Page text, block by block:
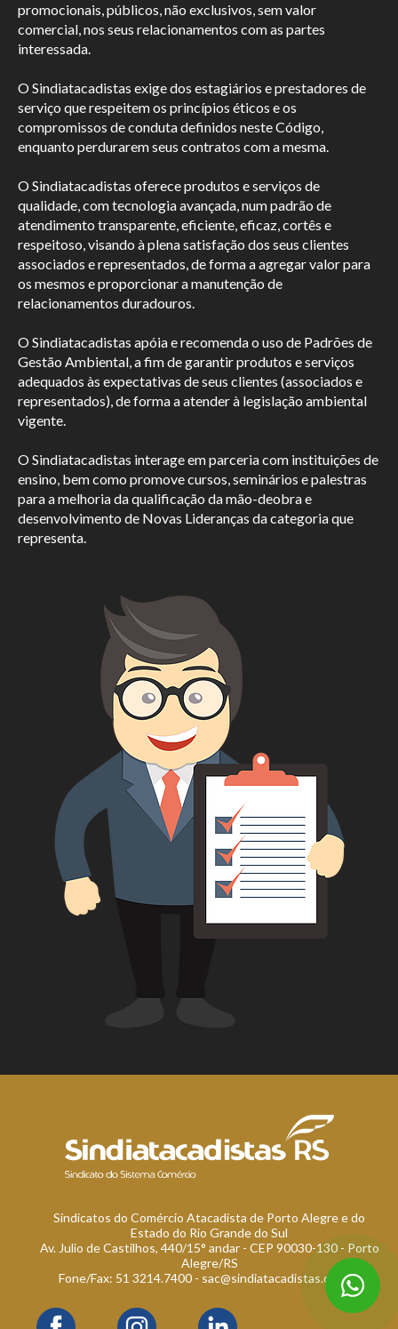
promocionais, públicos, não exclusivos, sem valor
comercial, nos seus relacionamentos com as partes
interessada.
O Sindiatacadistas exige dos estagiários e prestadores de
serviço que respeitem os princípios éticos e os
compromissos de conduta definidos neste Código,
enquanto perdurarem seus contratos com a mesma.
O Sindiatacadistas oferece produtos e serviços de
qualidade, com tecnologia avançada, num padrão de
atendimento transparente, eficiente, eficaz, cortês e
respeitoso, visando à plena satisfação dos seus clientes
associados e representados, de forma a agregar valor para
os mesmos e proporcionar a manutenção de
relacionamentos duradouros.
O Sindiatacadistas apóia e recomenda o uso de Padrões de
Gestão Ambiental, a fim de garantir produtos e serviços
adequados às expectativas de seus clientes (associados e
representados), de forma a atender à legislação ambiental
vigente.
O Sindiatacadistas interage em parceria com instituições de
ensino, bem como promove cursos, seminários e palestras
para a melhoria da qualificação da mão-deobra e
desenvolvimento de Novas Lideranças da categoria que
representa.
Sindicatos do Comércio Atacadista de Porto Alegre e do
Estado do Rio Grande do Sul
Av. Julio de Castilhos, 440/15° andar - CEP 90030-130 - Porto
Alegre/RS
Fone/Fax: 51 3214.7400 - sac@sindiatacadistas.com.br